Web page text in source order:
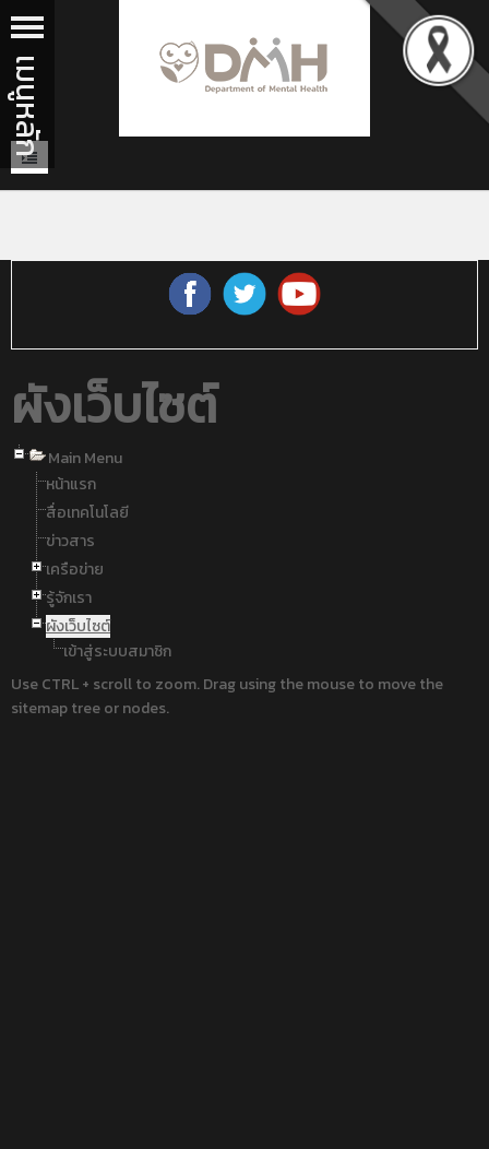
ผังเว็บไซต์
Main Menu
หน้าแรก
สื่อเทคโนโลยี
ข่าวสาร
เครือข่าย
รู้จักเรา
ผังเว็บไซต์
เข้าสู่ระบบสมาชิก
Use CTRL + scroll to zoom. Drag using the mouse to move the
sitemap tree or nodes.